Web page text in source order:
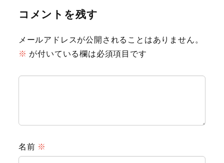
コメントを残す
メールアドレスが公開されることはありません。
※ が付いている欄は必須項目です
名前 ※